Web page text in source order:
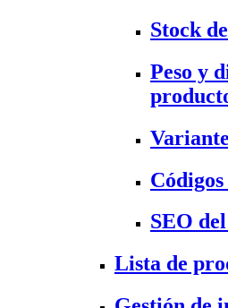
Stock
Peso y
SEO
Lista de